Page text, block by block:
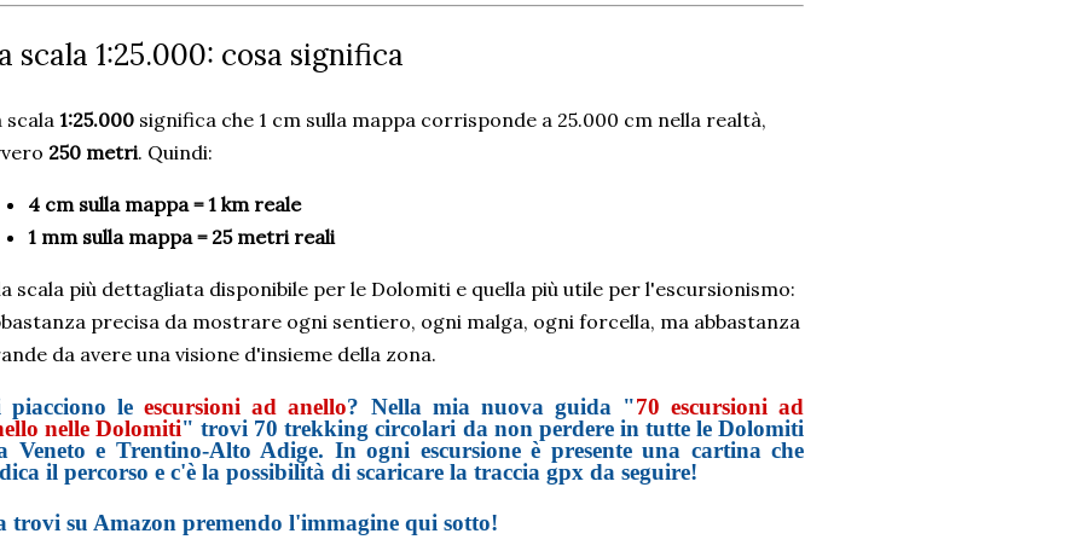
scala 1:25.000: cosa significa
scala 1:25.000 significa che 1 cm sulla mappa corrisponde a 25.000 cm nella realtà,
250 metri. Quindi:
4 cm sulla mappa = 1 km reale
1 mm sulla mappa = 25 metri reali
scala più dettagliata disponibile per le Dolomiti e quella più utile per l'escursionismo:
precisa da mostrare ogni sentiero, ogni malga, ogni forcella, ma abbastanza
da avere una visione d'insieme della zona.
piacciono leescursioni ad anello? Nella mia nuova guida "70 escursioni ad
nelle Dolomiti" trovi 70 trekking circolari da non perdere in tutte le Dolomiti
Veneto e Trentino-Alto Adige. In ogni escursione è presente una cartina che
il percorso e c'è la possibilità di scaricare la traccia gpx da seguire!
trovi su Amazon premendo l'immagine qui sotto!